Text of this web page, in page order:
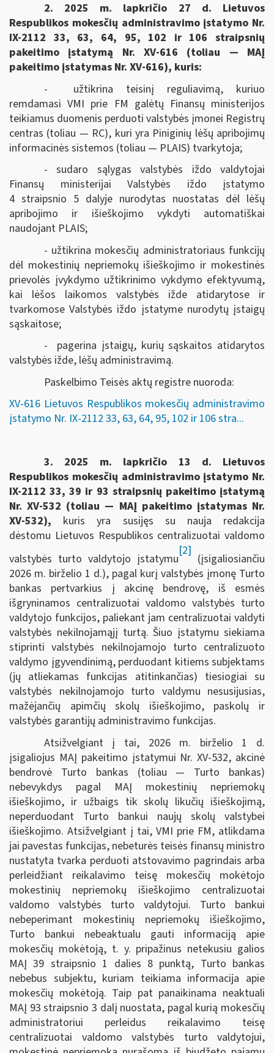
2. 2025 m. lapkričio 27 d. Lietuvos
Respublikos mokesčių administravimo įstatymo Nr.
IX-2112 33, 63, 64, 95, 102 ir 106 straipsnių
pakeitimo įstatymą Nr. XV-616 (toliau — MAĮ
pakeitimo įstatymas Nr. XV-616), kuris:
- užtikrina teisinį reguliavimą, kuriuo
remdamasi VMI prie FM galėtų Finansų ministerijos
teikiamus duomenis perduoti valstybės įmonei Registrų
centras (toliau — RC), kuri yra Piniginių lėšų apribojimų
informacinės sistemos (toliau — PLAIS) tvarkytoja;
- sudaro sąlygas valstybės iždo valdytojai
Finansų ministerijai Valstybės iždo įstatymo
4 straipsnio 5 dalyje nurodytas nuostatas dėl lėšų
apribojimo ir išieškojimo vykdyti automatiškai
naudojant PLAIS;
- užtikrina mokesčių administratoriaus funkcijų
dėl mokestinių nepriemokų išieškojimo ir mokestinės
prievolės įvykdymo užtikrinimo vykdymo efektyvumą,
kai lėšos laikomos valstybės ižde atidarytose ir
tvarkomose Valstybės iždo įstatyme nurodytų įstaigų
sąskaitose;
- pagerina įstaigų, kurių sąskaitos atidarytos
valstybės ižde, lėšų administravimą.
Paskelbimo Teisės aktų registre nuoroda:
XV-616 Lietuvos Respublikos mokesčių administravimo
įstatymo Nr. IX-2112 33, 63, 64, 95, 102 ir 106 stra...
3. 2025 m. lapkričio 13 d. Lietuvos
Respublikos mokesčių administravimo įstatymo Nr.
IX-2112 33, 39 ir 93 straipsnių pakeitimo įstatymą
Nr. XV-532 (toliau — MAĮ pakeitimo įstatymas Nr.
XV-532), kuris yra susijęs su nauja redakcija
dėstomu Lietuvos Respublikos centralizuotai valdomo
valstybės turto valdytojo įstatymu
[2]
(įsigaliosiančiu
2026 m. birželio 1 d.), pagal kurį valstybės įmonę Turto
bankas pertvarkius į akcinę bendrovę, iš esmės
išgryninamos centralizuotai valdomo valstybės turto
valdytojo funkcijos, paliekant jam centralizuotai valdyti
valstybės nekilnojamąjį turtą. Šiuo įstatymu siekiama
stiprinti valstybės nekilnojamojo turto centralizuoto
valdymo įgyvendinimą, perduodant kitiems subjektams
(jų atliekamas funkcijas atitinkančias) tiesiogiai su
valstybės nekilnojamojo turto valdymu nesusijusias,
mažėjančių apimčių skolų išieškojimo, paskolų ir
valstybės garantijų administravimo funkcijas.
Atsižvelgiant į tai, 2026 m. birželio 1 d.
įsigaliojus MAĮ pakeitimo įstatymui Nr. XV-532, akcinė
bendrovė Turto bankas (toliau — Turto bankas)
nebevykdys pagal MAĮ mokestinių nepriemokų
išieškojimo, ir užbaigs tik skolų likučių išieškojimą,
neperduodant Turto bankui naujų skolų valstybei
išieškojimo. Atsižvelgiant į tai, VMI prie FM, atlikdama
jai pavestas funkcijas, nebeturės teisės finansų ministro
nustatyta tvarka perduoti atstovavimo pagrindais arba
perleidžiant reikalavimo teisę mokesčių mokėtojo
mokestinių nepriemokų išieškojimo centralizuotai
valdomo valstybės turto valdytojui. Turto bankui
nebeperimant mokestinių nepriemokų išieškojimo,
Turto bankui nebeaktualu gauti informaciją apie
mokesčių mokėtoją, t. y. pripažinus netekusiu galios
MAĮ 39 straipsnio 1 dalies 8 punktą, Turto bankas
nebebus subjektu, kuriam teikiama informacija apie
mokesčių mokėtoją. Taip pat panaikinama neaktuali
MAĮ 93 straipsnio 3 dalį nuostata, pagal kurią mokesčių
administratoriui perleidus reikalavimo teisę
centralizuotai valdomo valstybės turto valdytojui,